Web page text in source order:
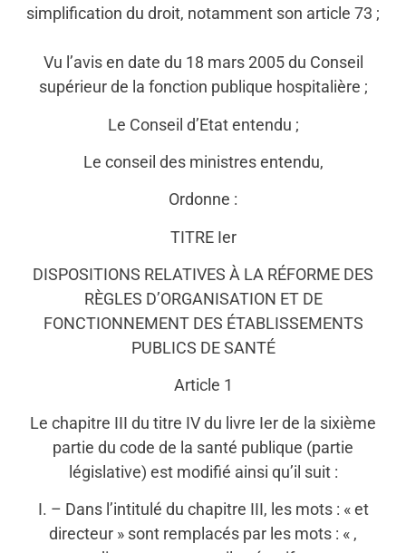
simplification du droit, notamment son article 73 ;
Vu l’avis en date du 18 mars 2005 du Conseil
supérieur de la fonction publique hospitalière ;
Le Conseil d’Etat entendu ;
Le conseil des ministres entendu,
Ordonne :
TITRE Ier
DISPOSITIONS RELATIVES À LA RÉFORME DES
RÈGLES D’ORGANISATION ET DE
FONCTIONNEMENT DES ÉTABLISSEMENTS
PUBLICS DE SANTÉ
Article 1
Le chapitre III du titre IV du livre Ier de la sixième
partie du code de la santé publique (partie
législative) est modifié ainsi qu’il suit :
I. – Dans l’intitulé du chapitre III, les mots : « et
directeur » sont remplacés par les mots : « ,